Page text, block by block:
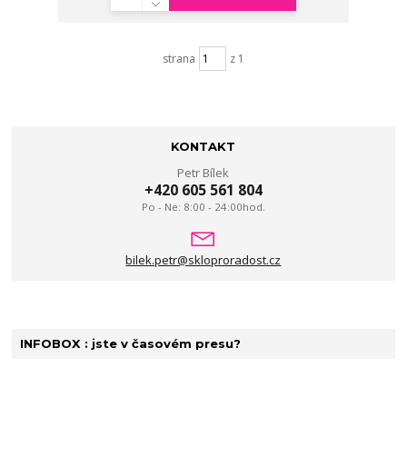
strana z 1
KONTAKT
Petr Bílek
+420 605 561 804
Po - Ne: 8:00 - 24:00hod.
bilek.petr@skloproradost.cz
INFOBOX : jste v časovém presu?